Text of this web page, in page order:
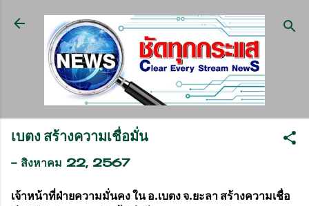
ข้ามไปที่เนื้อหาหลัก
เบตง สร้างความเชื่อมั่น
- สิงหาคม 22, 2567
เจ้าหน้าที่ฝ่ายความมั่นคง ใน อ.เบตง จ.ยะลา สร้างความเชื่อ